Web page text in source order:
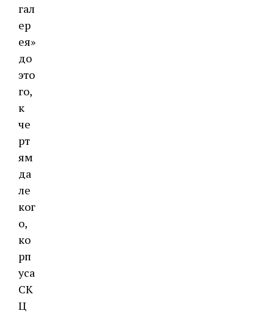
гал
ер
ея»
до
это
го,
к
че
рт
ям
да
ле
ког
о,
ко
рп
уса
СК
Ц